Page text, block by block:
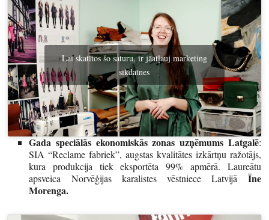
Lai skatītos šo saturu, ir jāatļauj marketing
sīkdatnes
Gada speciālās ekonomiskās zonas uzņēmums Latgalē:
SIA “Reclame fabriek”, augstas kvalitātes izkārtņu ražotājs,
kura produkcija tiek eksportēta 99% apmērā. Laureātu
apsveica Norvēģijas karalistes vēstniece Latvijā Īne
Morenga.